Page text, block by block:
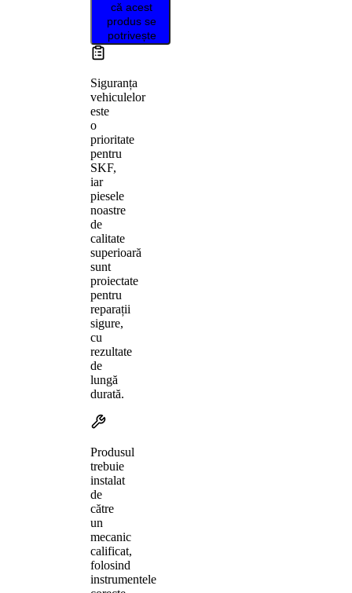
că acest
produs se
potrivește
Siguranța
vehiculelor
este
o
prioritate
pentru
SKF,
iar
piesele
noastre
de
calitate
superioară
sunt
proiectate
pentru
reparații
sigure,
cu
rezultate
de
lungă
durată.
Produsul
trebuie
instalat
de
către
un
mecanic
calificat,
folosind
instrumentele